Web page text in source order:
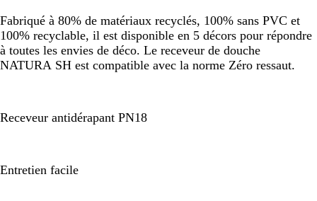
Fabriqué à 80% de matériaux recyclés, 100% sans PVC et
100% recyclable, il est disponible en 5 décors pour répondre
à toutes les envies de déco. Le receveur de douche
NATURA SH est compatible avec la norme Zéro ressaut.
Receveur antidérapant PN18
Entretien facile